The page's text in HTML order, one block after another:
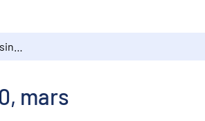
mars